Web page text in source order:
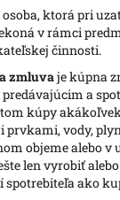
ktorá pri
v rámci
činnosti.
zmluvaje kúpna
a
kúpy
prvkami, vody,
objeme alebo v
len vyrobiť
spotrebiteľa ako